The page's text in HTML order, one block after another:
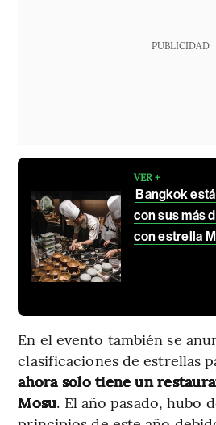
PUBLICIDAD
VER +
Bangkok
con sus más
con estrella
En el evento también se
clasificaciones de estrellas
ahora sólo tiene un
Mosu. El año pasado, hubo